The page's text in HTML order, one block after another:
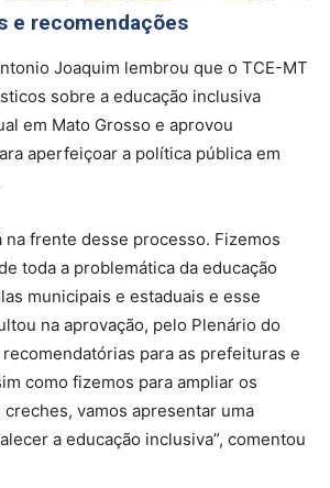
e recomendações
Joaquim lembrou que o TCE-MT
sobre a educação inclusiva
em Mato Grosso e aprovou
aperfeiçoar a política pública em
na frente desse processo. Fizemos
toda a problemática da educação
municipais e estaduais e esse
na aprovação, pelo Plenário do
para as prefeituras e
como fizemos para ampliar os
vamos apresentar uma
a educação inclusiva”, comentou